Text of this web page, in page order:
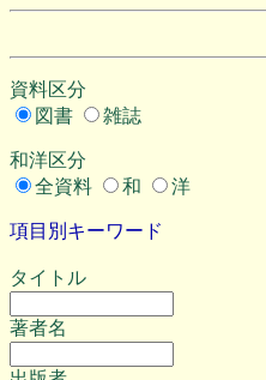
資料区分
図書
雑誌
和洋区分
全資料
和 洋
項目別キーワード
タイトル
著者名